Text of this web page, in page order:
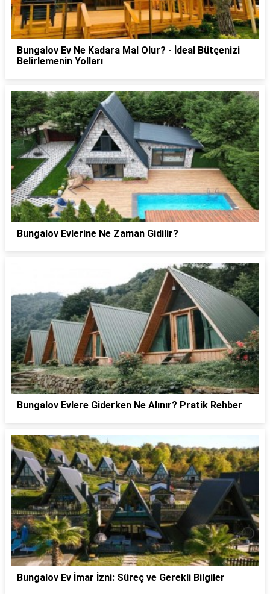
Bungalov Ev Ne Kadara Mal Olur? - İdeal Bütçenizi
Belirlemenin Yolları
Bungalov Evlerine Ne Zaman Gidilir?
Bungalov Evlere Giderken Ne Alınır? Pratik Rehber
Bungalov Ev İmar İzni: Süreç ve Gerekli Bilgiler